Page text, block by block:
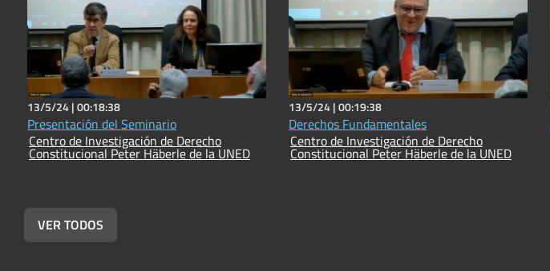
13/5/24 |00:18:38
Presentación del Seminario
Centro de Investigación de Derecho
Constitucional Peter Häberle de la UNED
13/5/24 |00:19:38
Derechos Fundamentales
Centro de Investigación de Derecho
Constitucional Peter Häberle de la UNED
VER TODOS